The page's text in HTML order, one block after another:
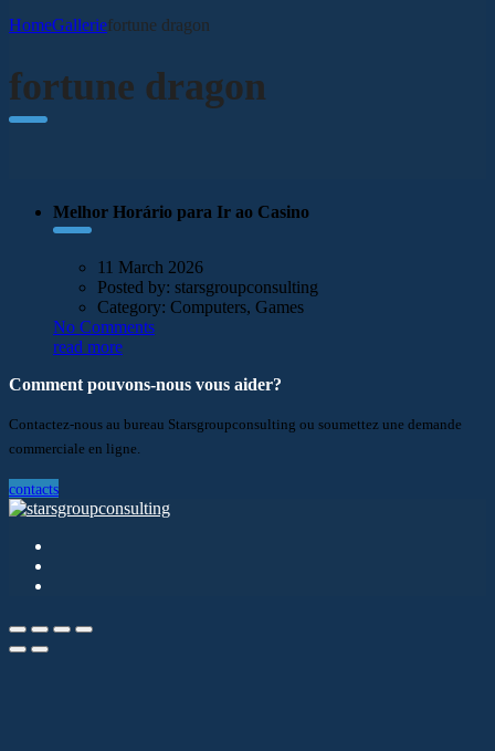
HomeGalleriefortune dragon
fortune dragon
Melhor Horário para Ir ao Casino
11 March 2026
Posted by: starsgroupconsulting
Category: Computers, Games
No Comments
read more
Comment pouvons-nous vous aider?
Contactez-nous au bureau Starsgroupconsulting ou soumettez une demande
commerciale en ligne.
contacts